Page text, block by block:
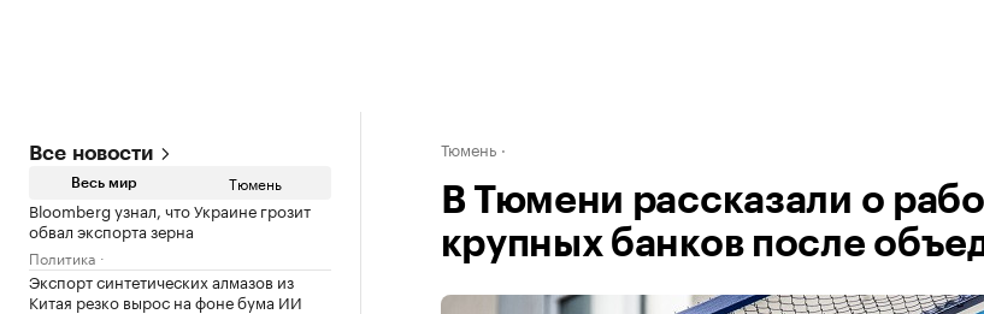
Все новости
Весь мир Тюмень
Bloomberg узнал, что Украине грозит
обвал экспорта зерна
Политика
Экспорт синтетических алмазов из
Китая резко вырос на фоне бума ИИ
Тюмень
В Тюмени рассказали о
крупных банков после